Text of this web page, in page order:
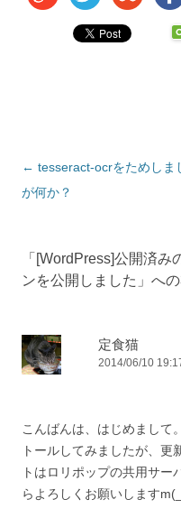
投稿ナビゲーション
← tesseract-ocrをためしま
が何か？
「 [WordPress]公開済み
ンを公開しました 」へ
定食猫
2014/06/10
こんばんは、はじめまして
トールしてみましたが、更
トはロリポップの共用サー
らよろしくお願いします